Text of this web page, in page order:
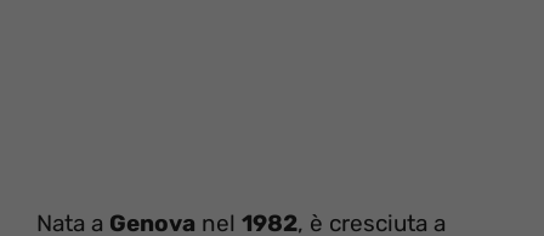
Nata a Genova nel 1982, è cresciuta a